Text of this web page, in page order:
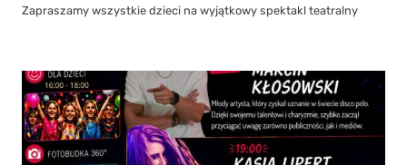
Zapraszamy wszystkie dzieci na wyjątkowy spektakl teatralny